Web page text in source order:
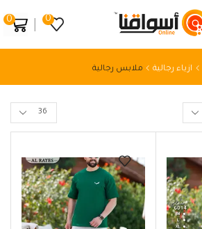
0
0
ازياء رجالية ملابس رجالية